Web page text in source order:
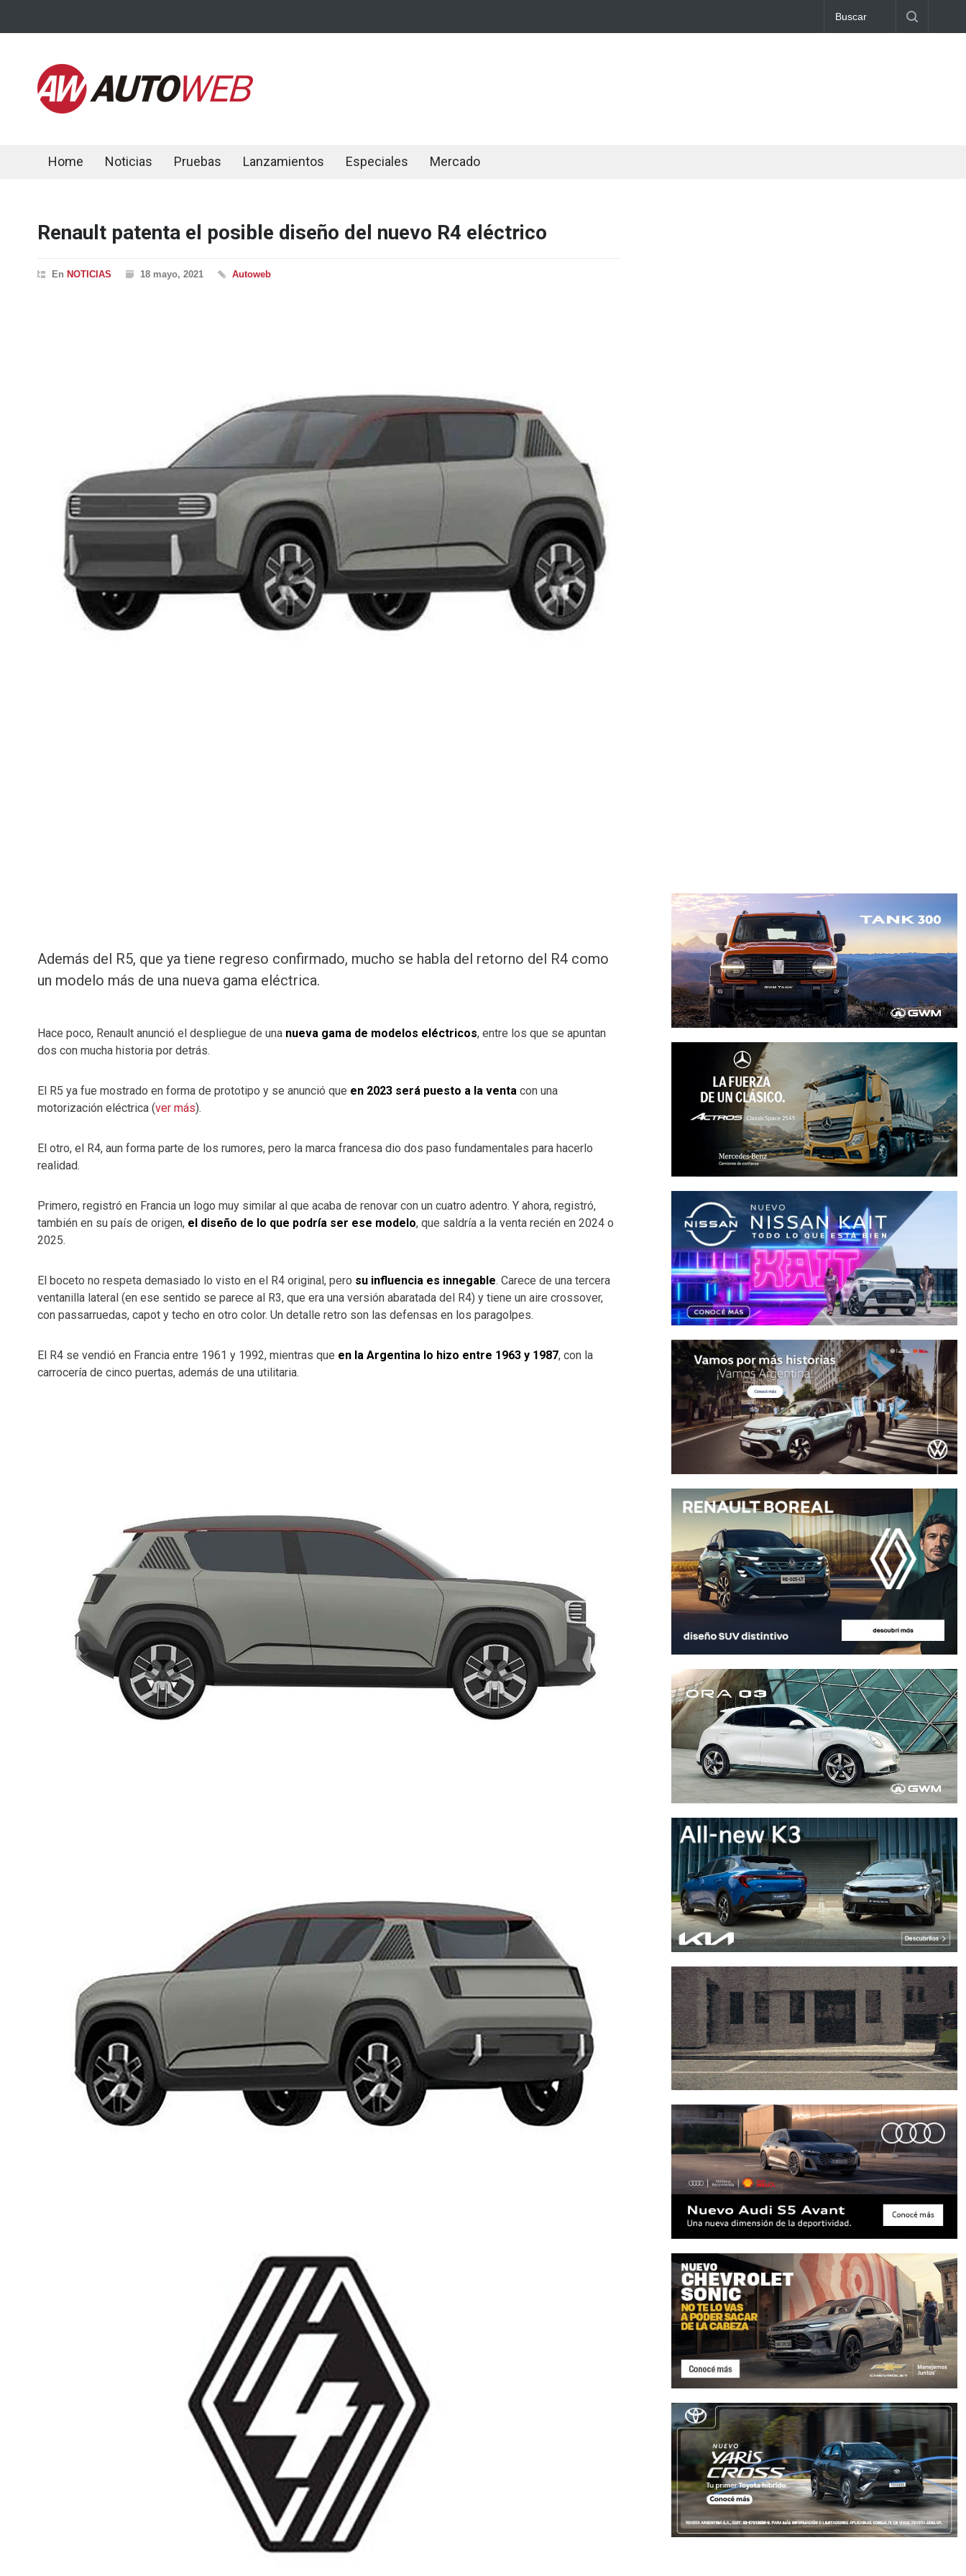
Home Noticias Pruebas Lanzamientos Especiales Mercado
Renault patenta el posible diseño del nuevo R4 eléctrico
En NOTICIAS 18 mayo, 2021 Autoweb
Además del R5, que ya tiene regreso confirmado, mucho se habla del retorno del R4 como
un modelo más de una nueva gama eléctrica.
Hace poco, Renault anunció el despliegue de una nueva gama de modelos eléctricos, entre los que se apuntan
dos con mucha historia por detrás.
El R5 ya fue mostrado en forma de prototipo y se anunció que en 2023 será puesto a la venta con una
motorización eléctrica (ver más).
El otro, el R4, aun forma parte de los rumores, pero la marca francesa dio dos paso fundamentales para hacerlo
realidad.
Primero, registró en Francia un logo muy similar al que acaba de renovar con un cuatro adentro. Y ahora, registró,
también en su país de origen, el diseño de lo que podría ser ese modelo, que saldría a la venta recién en 2024 o
2025.
El boceto no respeta demasiado lo visto en el R4 original, pero su influencia es innegable. Carece de una tercera
ventanilla lateral (en ese sentido se parece al R3, que era una versión abaratada del R4) y tiene un aire crossover,
con passarruedas, capot y techo en otro color. Un detalle retro son las defensas en los paragolpes.
El R4 se vendió en Francia entre 1961 y 1992, mientras que en la Argentina lo hizo entre 1963 y 1987, con la
carrocería de cinco puertas, además de una utilitaria.